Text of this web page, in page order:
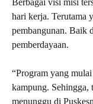
Berbagai visi misi
hari kerja. Terutama
pembangunan. Baik
pemberdayaan.
“Program yang
kampung. Sehingga,
menunggu di